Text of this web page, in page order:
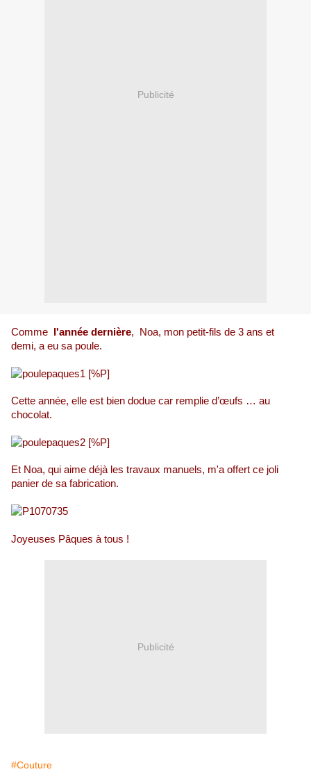
Publicité
Comme l'année dernière,
Noa, mon petit-fils de 3 ans et
demi, a eu sa poule.
Cette année, elle est bien dodue car remplie d’œufs … au
chocolat.
Et Noa, qui aime déjà les travaux manuels, m'a offert ce joli
panier de sa fabrication.
Joyeuses Pâques à tous !
Publicité
#Couture